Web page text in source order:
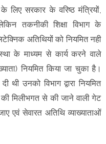
लिए सरकार के वरिष्ठ मंत्रियों,
तकनीकी शिक्षा विभाग के
अतिथियों को नियमित नही
के माध्यम से कार्य करने वाले
नियमित किया जा चुका है।
थी उनको विभाग द्वारा नियमित
की मिलीभगत से की जाने वाली गेट
एवं सेवारत अतिथि व्याख्याताओं